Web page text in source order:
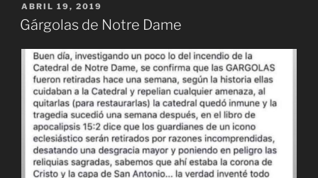
PUBLICADO
EL
ABRIL 19, 2019
Gárgolas de Notre Dame